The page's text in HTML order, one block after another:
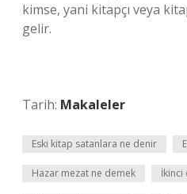
kimse, yani kitapçı veya
gelir.
Tarih: Makaleler
Eski kitap satanlara ne denir
Hazar mezat ne demek İkinci